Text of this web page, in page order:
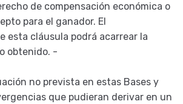
de compensación económica o
para el ganador. El
esta cláusula podrá acarrear la
obtenido. -
no prevista en estas Bases y
que pudieran derivar en un